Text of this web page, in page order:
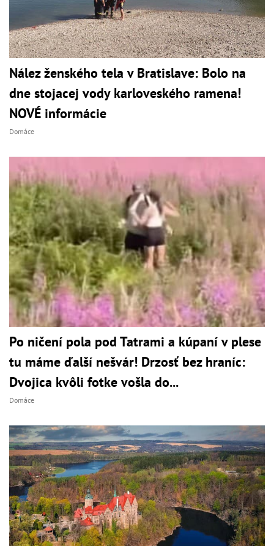
Nález ženského tela v Bratislave: Bolo na
dne stojacej vody karloveského ramena!
NOVÉ informácie
Domáce
Po ničení pola pod Tatrami a kúpaní v plese
tu máme ďalší nešvár! Drzosť bez hraníc:
Dvojica kvôli fotke vošla do...
Domáce